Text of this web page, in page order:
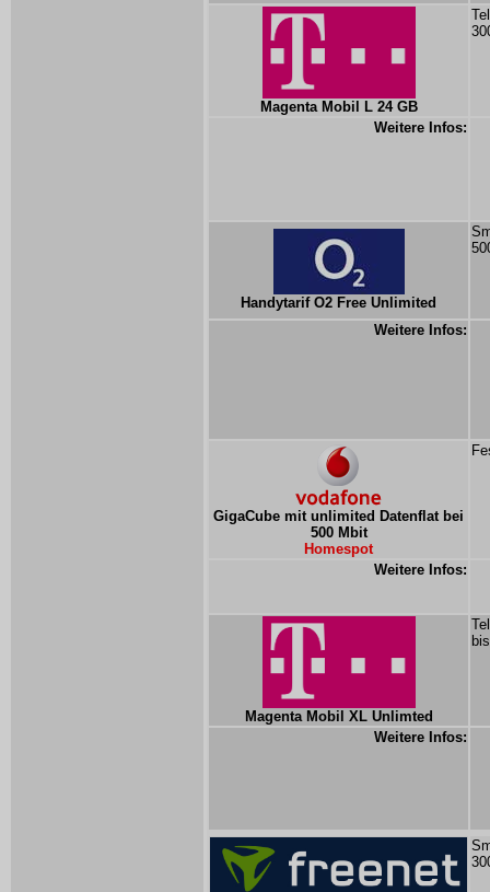
Magenta Mobil L 24 GB
Weitere Infos:
Handytarif O2 Free Unlimited
Weitere Infos:
GigaCube mit unlimited Datenflat bei
500 Mbit
Homespot
Weitere Infos:
Magenta Mobil XL Unlimted
Weitere Infos: